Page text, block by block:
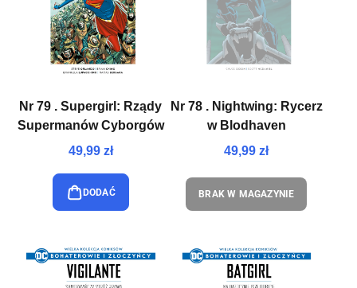
Nr 79 . Supergirl: Rządy
Supermanów Cyborgów
49,99 zł
DODAĆ
Nr 78 . Nightwing: Rycerz
w Blodhaven
49,99 zł
BRAK W MAGAZYNIE